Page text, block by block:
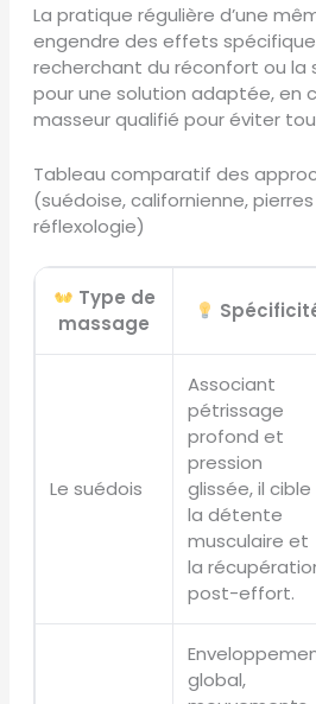
La pratique régulière d’une
engendre des effets
recherchant du réconfort ou
pour une solution adaptée, en
masseur qualifié pour éviter
Tableau comparatif des
(suédoise, californienne,
réflexologie)
Type de
massage
Le suédois
Associant
pétrissage
profond et
pression
glissée, il cible
la détente
musculaire et
la
post-effort.
global,